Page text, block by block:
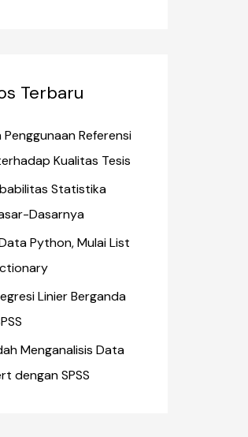
Terbaru
Penggunaan Referensi
Kualitas Tesis
Statistika
Dasarnya
Python, Mulai List
Linier Berganda
Menganalisis Data
dengan SPSS